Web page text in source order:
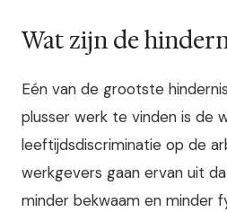
Wat zijn de
Eén van de grootste
plusser werk te vinden is de
leeftijdsdiscriminatie op de
werkgevers gaan ervan uit
minder bekwaam en minder